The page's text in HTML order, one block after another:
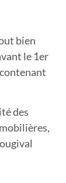
bien
le 1er
des